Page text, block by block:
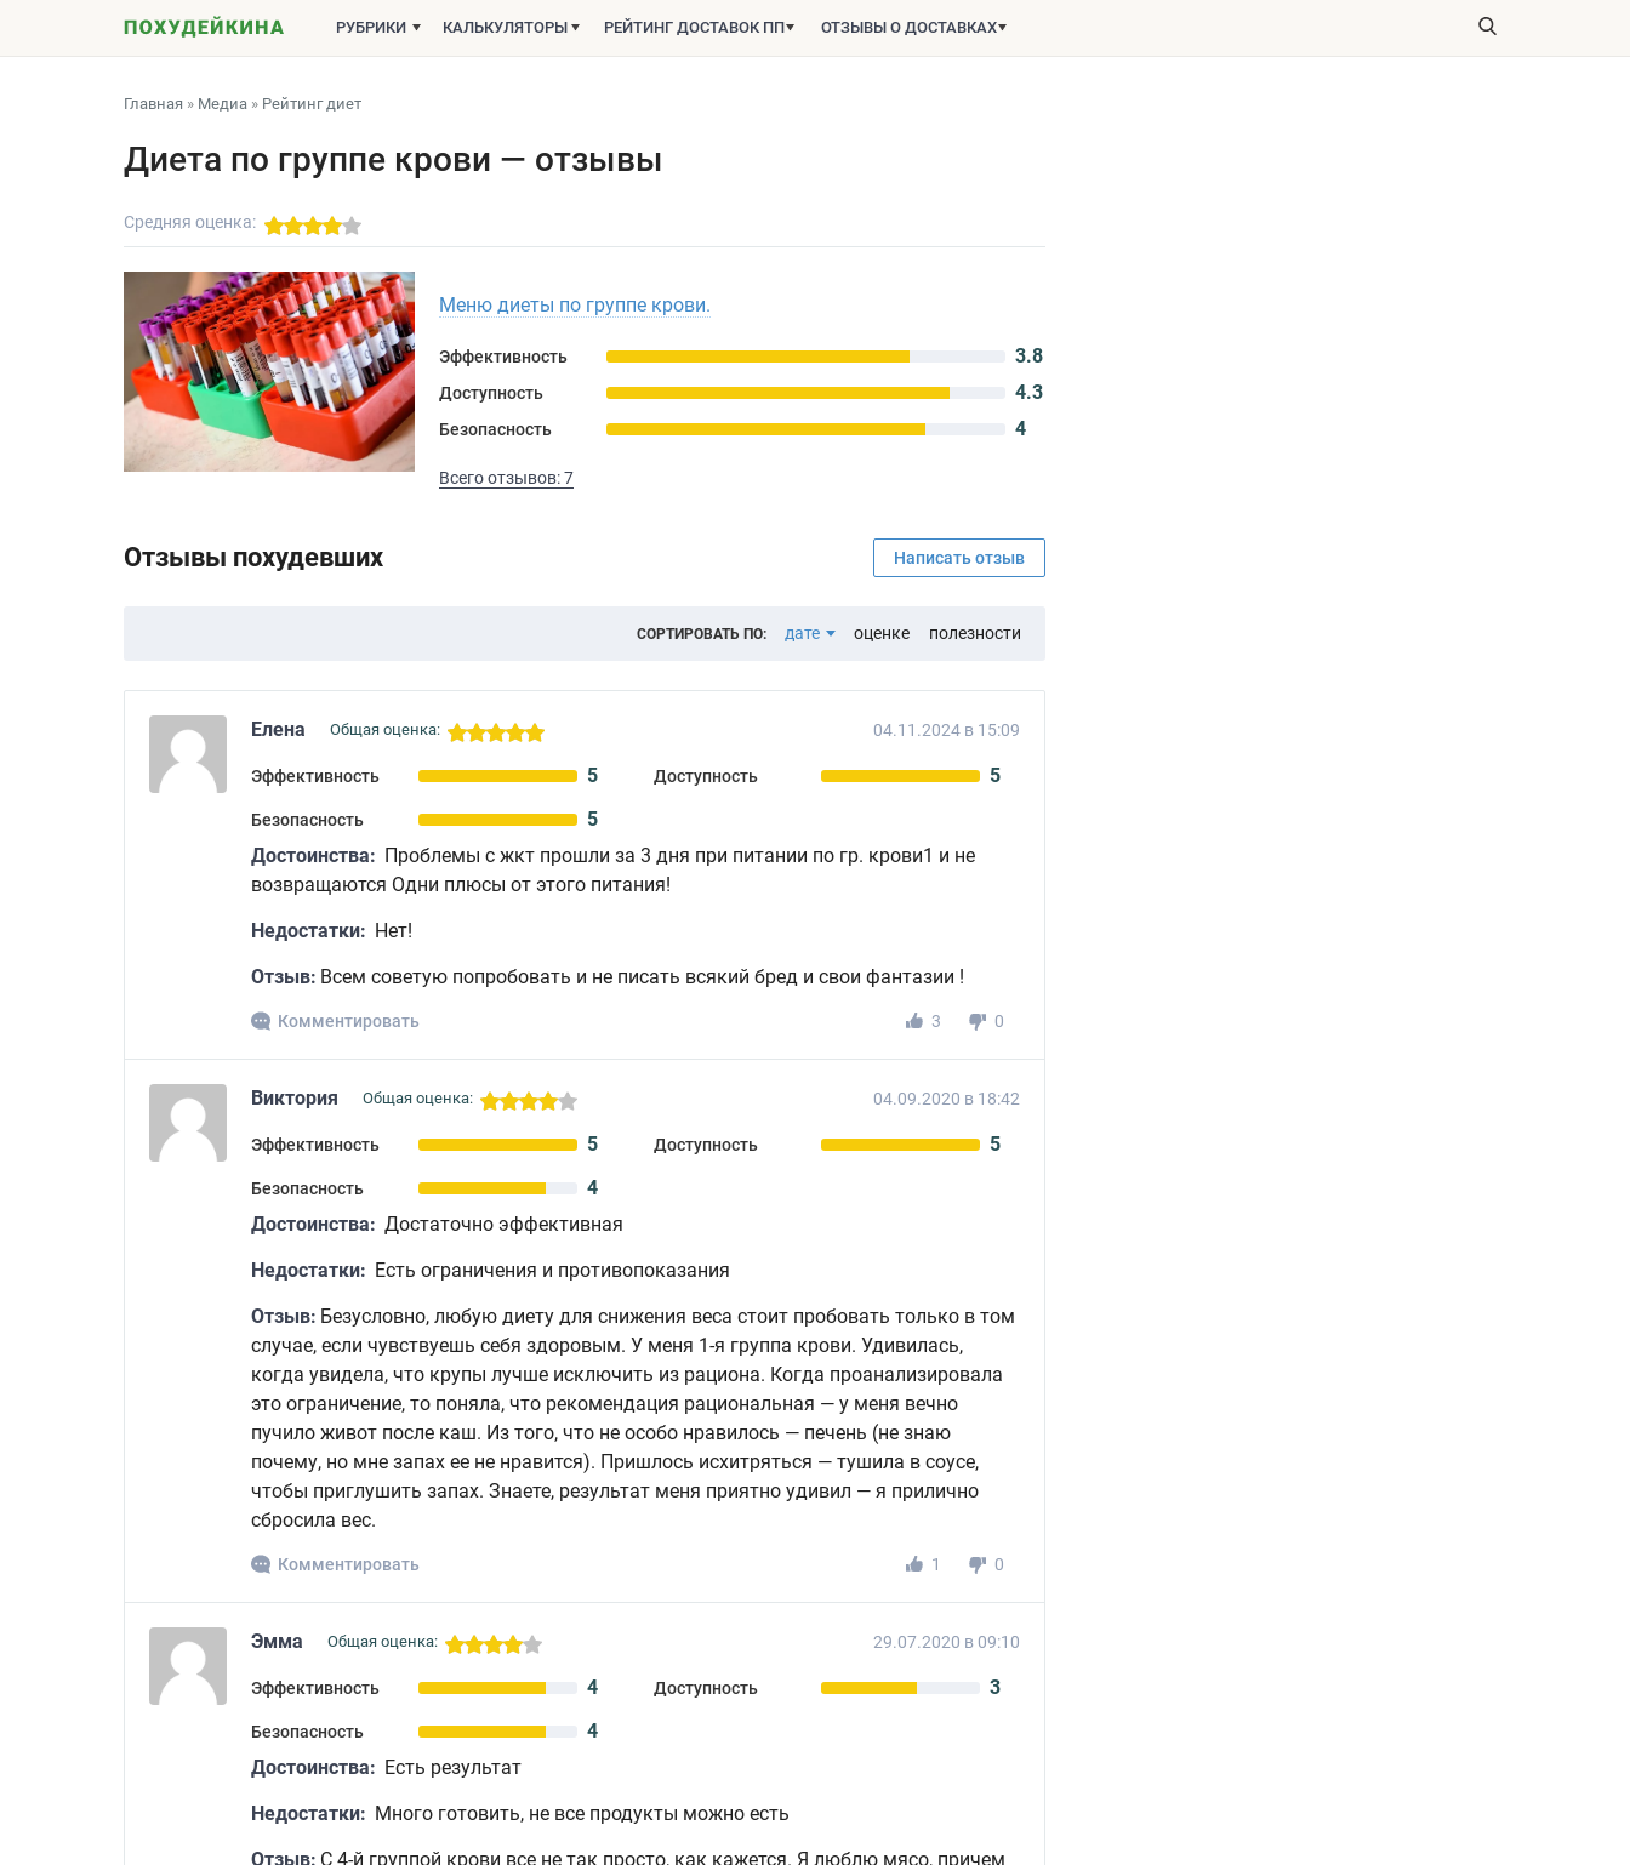
РУБРИКИ КАЛЬКУЛЯТОРЫ РЕЙТИНГ ДОСТАВОК ПП ОТЗЫВЫ О ДОСТАВКАХ
Главная » Медиа » Рейтинг диет
Диета по группе крови — отзывы
Средняя оценка:
Меню диеты по группе крови.
Эффективность 3.8
Доступность 4.3
Безопасность 4
Всего отзывов: 7
Отзывы похудевших Написать отзыв
СОРТИРОВАТЬ ПО: дате оценке полезности
Елена Общая оценка: 04.11.2024 в 15:09
Эффективность 5 Доступность 5
Безопасность
5
Достоинства: Проблемы с жкт прошли за 3 дня при питании по гр. крови1 и не
возвращаются Одни плюсы от этого питания!
Недостатки: Нет!
Отзыв: Всем советую попробовать и не писать всякий бред и свои фантазии !
Комментировать 3 0
Виктория Общая оценка: 04.09.2020 в 18:42
Эффективность 5 Доступность 5
Безопасность
4
Достоинства: Достаточно эффективная
Недостатки: Есть ограничения и противопоказания
Отзыв: Безусловно, любую диету для снижения веса стоит пробовать только в том
случае, если чувствуешь себя здоровым. У меня 1-я группа крови. Удивилась,
когда увидела, что крупы лучше исключить из рациона. Когда проанализировала
это ограничение, то поняла, что рекомендация рациональная — у меня вечно
пучило живот после каш. Из того, что не особо нравилось — печень (не знаю
почему, но мне запах ее не нравится). Пришлось исхитряться — тушила в соусе,
чтобы приглушить запах. Знаете, результат меня приятно удивил — я прилично
сбросила вес.
Комментировать 1 0
Эмма Общая оценка: 29.07.2020 в 09:10
Эффективность 4 Доступность 3
Безопасность
4
Достоинства: Есть результат
Недостатки: Много готовить, не все продукты можно есть
Отзыв: С 4-й группой крови все не так просто, как кажется. Я люблю мясо, причем